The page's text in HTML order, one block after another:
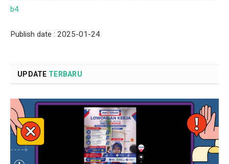
b4
Publish date : 2025-01-24
UPDATE TERBARU